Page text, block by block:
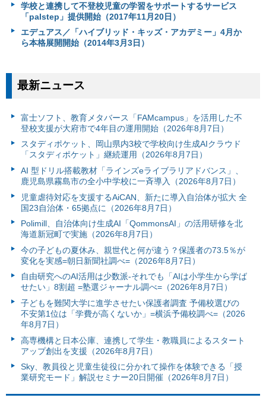
学校と連携して不登校児童の学習をサポートするサービス
「palstep」提供開始（2017年11月20日）
エデュアス／「ハイブリッド・キッズ・アカデミー」4月か
ら本格展開開始（2014年3月3日）
最新ニュース
富⼠ソフト、教育メタバース「FAMcampus」を活用した不
登校支援が大府市で4年目の運用開始（2026年8月7日）
スタディポケット、岡山県内3校で学校向け生成AIクラウド
「スタディポケット」継続運用（2026年8月7日）
AI 型ドリル搭載教材「ラインズeライブラリアドバンス」、
鹿児島県霧島市の全小中学校に一斉導入（2026年8月7日）
児童虐待対応を支援するAiCAN、新たに導入自治体が拡大 全
国23自治体・65拠点に（2026年8月7日）
Polimill、自治体向け生成AI「QommonsAI」の活用研修を北
海道新冠町で実施（2026年8月7日）
今の子どもの夏休み、親世代と何が違う？保護者の73.5％が
変化を実感=朝日新聞社調べ=（2026年8月7日）
自由研究へのAI活用は少数派-それでも「AIは小学生から学ば
せたい」8割超 =塾選ジャーナル調べ=（2026年8月7日）
子どもを難関大学に進学させたい保護者調査 予備校選びの
不安第1位は「学費が高くないか」=横浜予備校調べ=（2026
年8月7日）
高専機構と日本公庫、連携して学生・教職員によるスタート
アップ創出を支援（2026年8月7日）
Sky、教員役と児童生徒役に分かれて操作を体験できる「授
業研究モード」解説セミナー20日開催（2026年8月7日）